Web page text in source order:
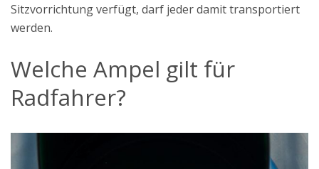
Sitzvorrichtung verfügt, darf jeder damit transportiert
werden.
Welche Ampel gilt für
Radfahrer?